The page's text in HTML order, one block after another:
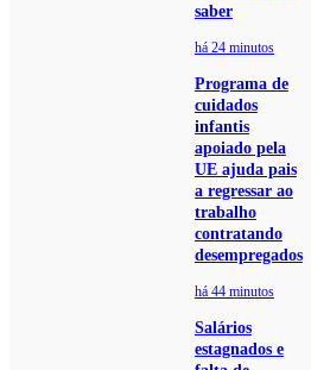
saber
há 24 minutos
Programa de
cuidados
infantis
apoiado pela
UE ajuda pais
a regressar ao
trabalho
contratando
desempregados
há 44 minutos
Salários
estagnados e